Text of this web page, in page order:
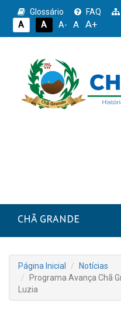
Glossário FAQ
A
A A- A A+
CHÃ GRANDE
Página Inicial
Notícias
Programa Avança Chã
Luzia